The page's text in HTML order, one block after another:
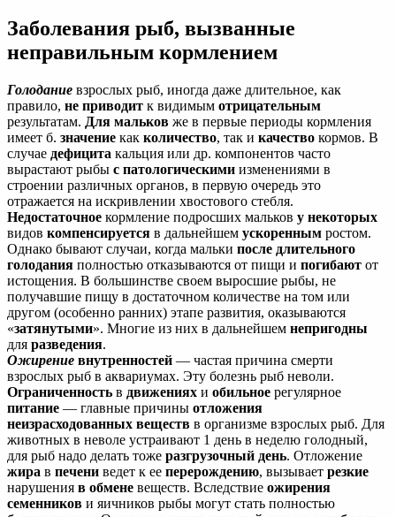
Заболевания рыб, вызванные
неправильным кормлением
Голодание взрослых рыб, иногда даже длительное, как
правило, не приводит к видимым отрицательным
результатам. Для мальков же в первые периоды кормления
имеет б. значение как количество, так и качество кормов. В
случае дефицита кальция или др. компонентов часто
вырастают рыбы с патологическими изменениями в
строении различных органов, в первую очередь это
отражается на искривлении хвостового стебля.
Недостаточное кормление подросших мальков у некоторых
видов компенсируется в дальнейшем ускоренным ростом.
Однако бывают случаи, когда мальки после длительного
голодания полностью отказываются от пищи и погибают от
истощения. В большинстве своем выросшие рыбы, не
получавшие пищу в достаточном количестве на том или
другом (особенно ранних) этапе развития, оказываются
«затянутыми». Многие из них в дальнейшем непригодны
для разведения.
Ожирение внутренностей — частая причина смерти
взрослых рыб в аквариумах. Эту болезнь рыб неволи.
Ограниченность в движениях и обильное регулярное
питание — главные причины отложения
неизрасходованных веществ в организме взрослых рыб. Для
животных в неволе устраивают 1 день в неделю голодный,
для рыб надо делать тоже разгрузочный день. Отложение
жира в печени ведет к ее перерождению, вызывает резкие
нарушения в обмене веществ. Вследствие ожирения
семенников и яичников рыбы могут стать полностью